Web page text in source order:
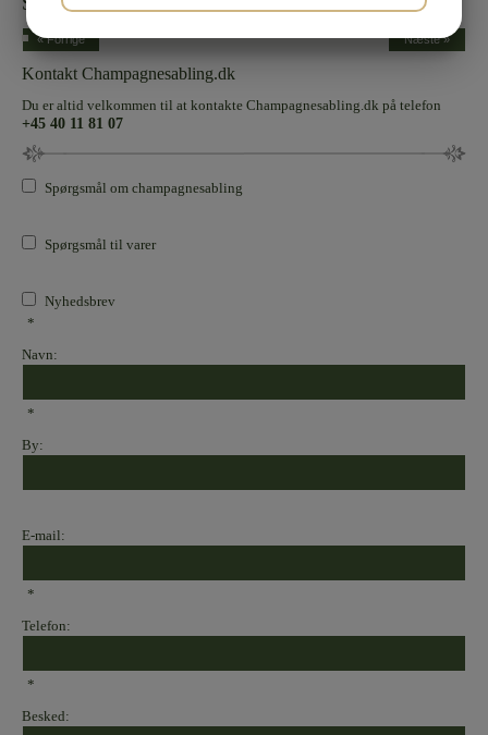
« Forrige Næste »
Kontakt Champagnesabling.dk
Du er altid velkommen til at kontakte Champagnesabling.dk på telefon
+45 40 11 81 07
Spørgsmål om champagnesabling
Spørgsmål til varer
Nyhedsbrev
*
Navn:
*
By:
E-mail:
*
Telefon:
*
Besked: